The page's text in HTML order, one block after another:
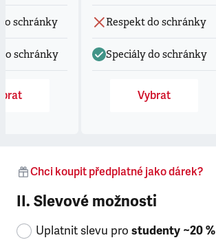
schránky
schránky
Respekt do schránky
Speciály do schránky
Vybrat
Chci koupit předplatné jako dárek?
II. Slevové možnosti
Uplatnit slevu pro studenty ~20 %